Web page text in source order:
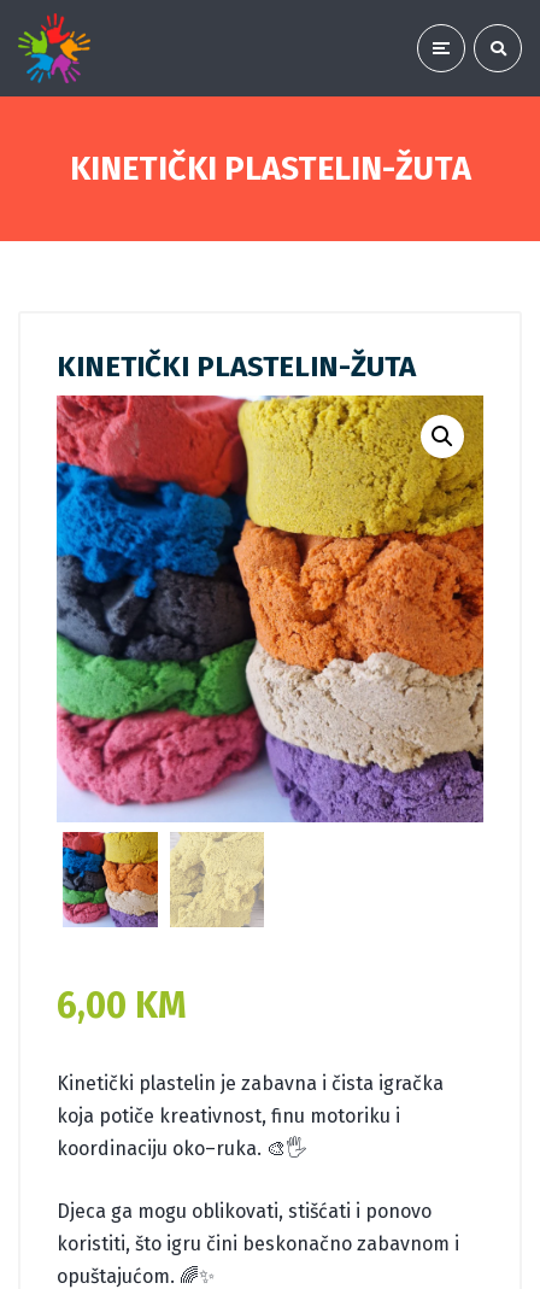
KINETIČKI PLASTELIN-ŽUTA
KINETIČKI PLASTELIN-ŽUTA
6,00 KM
Kinetički plastelin je zabavna i čista igračka
koja potiče kreativnost, finu motoriku i
koordinaciju oko–ruka. 🎨🖐️
Djeca ga mogu oblikovati, stišćati i ponovo
koristiti, što igru čini beskonačno zabavnom i
opuštajućom. 🌈✨